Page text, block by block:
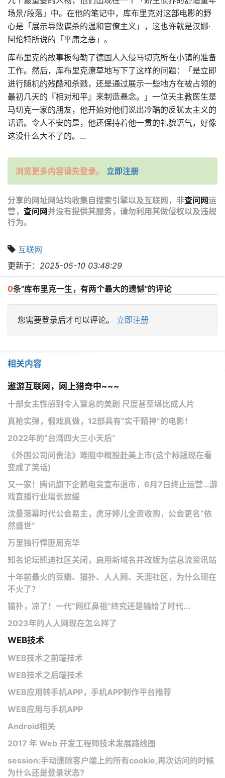
场景/段落」中。在他的笔记中，库布里克对这部电影的野
心是「展示导致谋杀的温和官僚主义」，这也许就是汉娜·
阿伦特所说的「平庸之恶」。
库布里克的故事板勾勒了德国人入侵马切克所在小镇的准备
工作。然后，库布里克潦草地写下了这样的问题：「是立即
进行随机的残酷和杀戮，还是通过展示一些地方在被占领的
最初几天的『相对和平』来制造悬念。」一位天主教医生是
马切克一家的朋友，他开始对他们说出冷酷的反犹太主义的
话语。令人不安的是，他还保持着他一贯的礼貌语气，好像
这没什么大不了的。...
浏览更多内容请先登录。 立即注册
分享的网址网站均收集自搜索引擎以及互联网，非查问网运
营， 查问网并没有提供其服务，请勿利用其做侵权以及违规
行为。
互联网
更新于： 2025-05-10 03:48:29
0条"库布里克一生，有两个最大的遗憾"的评论
您需要登录后才可以评论。 立即注册
相关内容
遨游互联网，网上猎奇中~~~
十部女主性感到令人窒息的美剧 尺度甚至堪比成人片
真枪实弹，假戏真做，12部具有“实干精神”的电影！
2022年的“台湾四大三小天后”
《外国公司问责法》难阻中概股赴美上市(这个标题现在看
变成了笑话)
又一家！腾讯旗下企鹅电竞宣布退市，6月7日终止运营…游
戏直播行业增长放缓
沈曼落幕时代公会易主，虎牙婷儿全资收购，公会更名“依
然盛世”
万里独行悍匪周克华
知名论坛凯迪社区关闭，启用新域名并改版为信息流资讯站
十年前最火的豆瓣、猫扑、人人网、天涯社区，为什么现在
不火了？
猫扑，凉了！一代“网红鼻祖”终究还是输给了时代...
2023年的人人网现在怎么样了
WEB技术
WEB技术之前端技术
WEB技术之后端技术
WEB应用转手机APP，手机APP制作平台推荐
WEB应用与手机APP
Android相关
2017 年 Web 开发工程师技术发展路线图
session:手动删除客户端上的所有cookie,再次访问的时候
为什么还是登录状态?